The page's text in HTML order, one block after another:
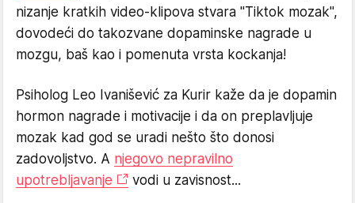
nizanje kratkih video-klipova stvara "Tiktok mozak",
dovodeći do takozvane dopaminske nagrade u
mozgu, baš kao i pomenuta vrsta kockanja!
Psiholog Leo Ivanišević za Kurir kaže da je dopamin
hormon nagrade i motivacije i da on preplavljuje
mozak kad god se uradi nešto što donosi
zadovoljstvo. A njegovo nepravilno
upotrebljavanje
vodi u zavisnost...